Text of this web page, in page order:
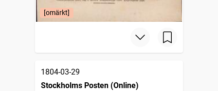
[omärkt]
1804-03-29
Stockholms Posten (Online)